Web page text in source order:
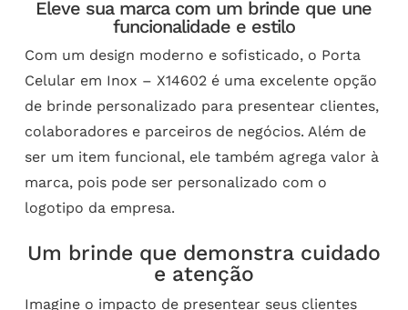
Eleve sua marca com um brinde que une
funcionalidade e estilo
Com um design moderno e sofisticado, o Porta
Celular em Inox – X14602 é uma excelente opção
de brinde personalizado para presentear clientes,
colaboradores e parceiros de negócios. Além de
ser um item funcional, ele também agrega valor à
marca, pois pode ser personalizado com o
logotipo da empresa.
Um brinde que demonstra cuidado
e atenção
Imagine o impacto de presentear seus clientes